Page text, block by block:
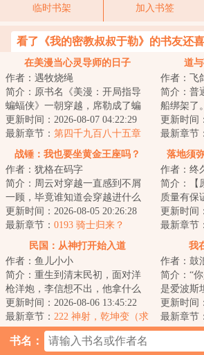
临时书架 加入书签
看了《我的密教叔叔于勒》的书友还
在美漫当心灵导师的日子
作者：遇牧烧绳
简介：原书名《美漫：开局指导
蝙蝠侠》一朝穿越，席勒成了蝙
蝠侠的老师，哥谭大学心理学教
授。刚来第一天...
更新时间：2026-08-07 04:22:29
最新章节： 第四千九百八十五章
前进约克前进（三）
道
作者：飞
简介：普
船绑架了
的成员有
工智能，
更新时间
最新章节：
系（中）
战锤：我也要坐黄金王座吗？
作者：犹格在码字
简介：周云对穿越一直感到不屑
一顾，毕竟谁知道会穿越进什么
粪坑？如果让他穿越，至少要给
他无尽的寿命、...
更新时间：2026-08-05 20:26:28
最新章节： 0193 骑士归来？
落地须
作者：终
简介：【
质量有保
四处漏风
界，偏偏
更新时间
最新章节：
娜：你说
是打输
民国：从神打开始入道
作者：鱼儿小小
简介：重生到清末民初，面对洋
枪洋炮，李信想不出，他拿什么
抵挡入侵危机？凭什么活得像一
个人。“凭借武...
更新时间：2026-08-06 13:45:22
最新章节： 222 神射，乾坤变（求
我
作者：鼓
简介：“
是爱波斯
后穿越到
来正赶上
更新时间
最新章节：
卢浮宫
书名：